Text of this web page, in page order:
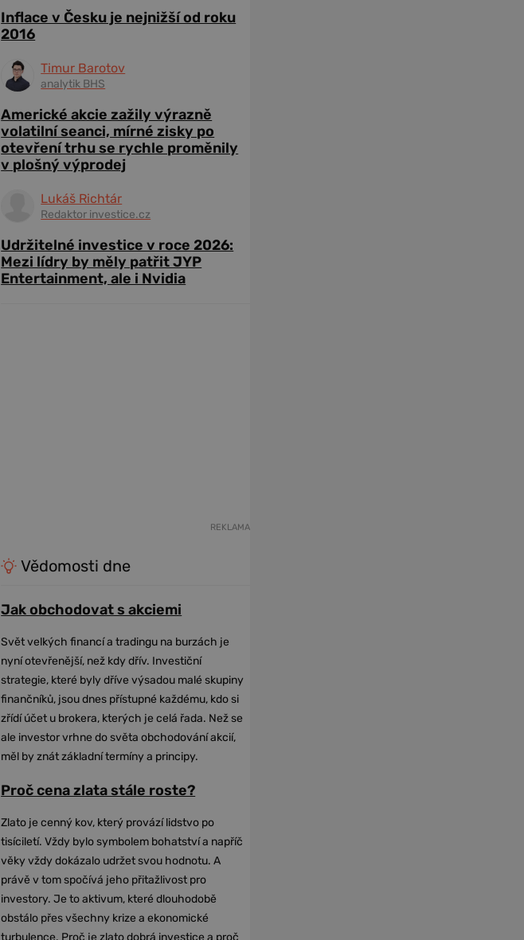
Inflace v Česku je nejnižší od roku
2016
Timur Barotov
analytik BHS
Americké akcie zažily výrazně
volatilní seanci, mírné zisky po
otevření trhu se rychle proměnily
v plošný výprodej
Lukáš Richtár
Redaktor investice.cz
Udržitelné investice v roce 2026:
Mezi lídry by měly patřit JYP
Entertainment, ale i Nvidia
REKLAMA
Vědomosti dne
Jak obchodovat s akciemi
Svět velkých financí a tradingu na burzách je
nyní otevřenější, než kdy dřív. Investiční
strategie, které byly dříve výsadou malé skupiny
finančníků, jsou dnes přístupné každému, kdo si
zřídí účet u brokera, kterých je celá řada. Než se
ale investor vrhne do světa obchodování akcií,
měl by znát základní termíny a principy.
Proč cena zlata stále roste?
Zlato je cenný kov, který provází lidstvo po
tisíciletí. Vždy bylo symbolem bohatství a napříč
věky vždy dokázalo udržet svou hodnotu. A
právě v tom spočívá jeho přitažlivost pro
investory. Je to aktivum, které dlouhodobě
obstálo přes všechny krize a ekonomické
turbulence. Proč je zlato dobrá investice a proč